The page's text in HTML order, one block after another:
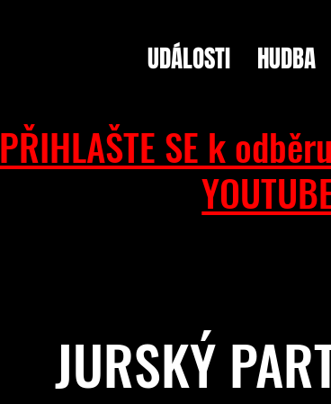
PŘIHLAŠTE SE k
UDÁLOSTI HUDBA
JURSKÝ